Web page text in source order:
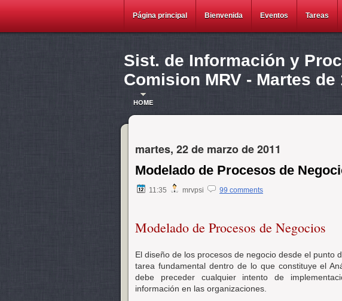
Página principal Bienvenida Eventos Tareas
Sist. de Información y
Comision MRV - Martes de
HOME
martes, 22 de marzo de 2011
Modelado de Procesos de
11:35 mrvpsi 99 comments
Modelado de Procesos de Negocios
El diseño de los procesos de negocio desde el punto
tarea fundamental dentro de lo que constituye el
debe preceder cualquier intento de
información en las organizaciones.